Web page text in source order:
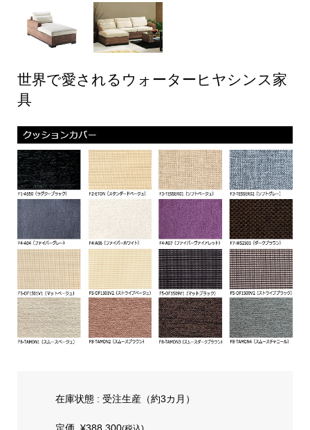
世界で愛されるウォーターヒヤシンス家
具
在庫状態 : 受注生産（約3カ月）